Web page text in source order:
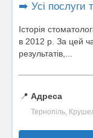
➡️ Усі послуги
Історія
в 2012 р. За цей
результатів,...
📍 Адреса
Тернопіль,